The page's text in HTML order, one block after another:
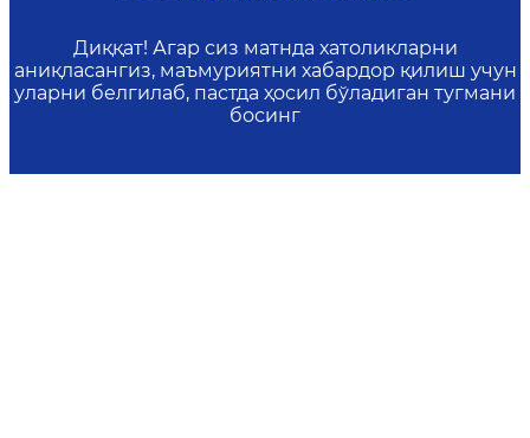
Диққат! Агар сиз матнда хатоликларни
аниқласангиз, маъмуриятни хабардор қилиш учун
уларни белгилаб, пастда ҳосил бўладиган тугмани
босинг